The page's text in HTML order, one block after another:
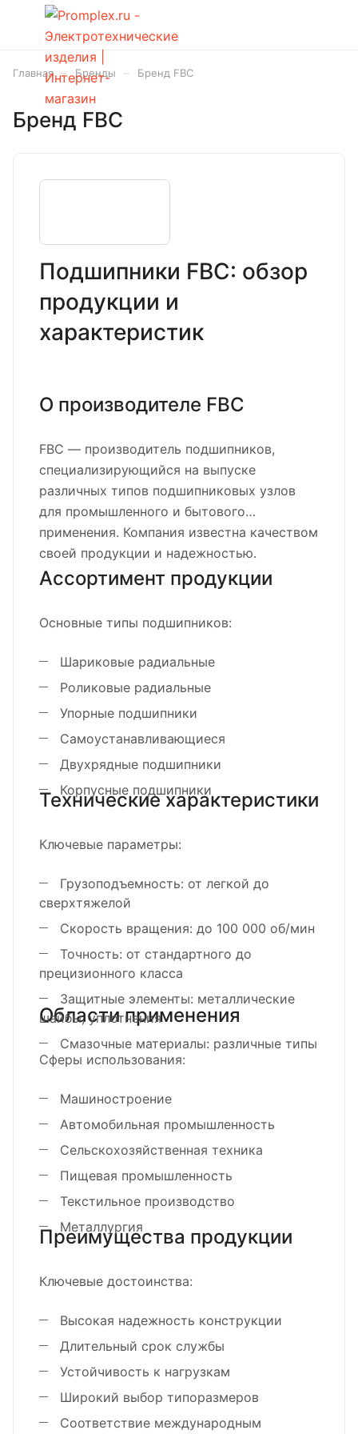
Главная – Бренды Бренд FBC
Бренд FBC
Подшипники FBC: обзор
продукции и
характеристик
О производителе FBC
FBC — производитель подшипников,
специализирующийся на выпуске
различных типов подшипниковых узлов
для промышленного и бытового
применения. Компания известна качеством
своей продукции и надежностью.
Ассортимент продукции
Основные типы подшипников:
Шариковые радиальные
Роликовые радиальные
Упорные подшипники
Самоустанавливающиеся
Двухрядные подшипники
Корпусные подшипники
Технические характеристики
Ключевые параметры:
Грузоподъемность: от легкой до
сверхтяжелой
Скорость вращения: до 100 000 об/мин
Точность: от стандартного до
прецизионного класса
Защитные элементы: металлические
шайбы, уплотнения
Смазочные материалы: различные типы
Области применения
Сферы использования:
Машиностроение
Автомобильная промышленность
Сельскохозяйственная техника
Пищевая промышленность
Текстильное производство
Металлургия
Преимущества продукции
Ключевые достоинства:
Высокая надежность конструкции
Длительный срок службы
Устойчивость к нагрузкам
Широкий выбор типоразмеров
Соответствие международным